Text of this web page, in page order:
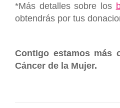
*Más detalles sobre los
obtendrás por tus
Contigo estamos más
Cáncer de la Mujer.